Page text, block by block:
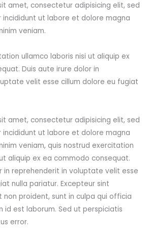
amet, consectetur adipisicing elit, sed
incididunt ut labore et dolore magna
veniam.
ullamco laboris nisi ut aliquip ex
Duis aute irure dolor in
velit esse cillum dolore eu fugiat
amet, consectetur adipisicing elit, sed
incididunt ut labore et dolore magna
veniam, quis nostrud exercitation
aliquip ex ea commodo consequat.
in reprehenderit in voluptate velit esse
nulla pariatur. Excepteur sint
proident, sunt in culpa qui officia
id est laborum. Sed ut perspiciatis
error.